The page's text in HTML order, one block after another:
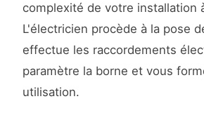
complexité de votre installation
L'électricien procède à la pose
effectue les raccordements
paramètre la borne et vous
utilisation.